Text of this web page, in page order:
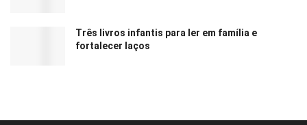
Três livros infantis para ler em família e
fortalecer laços